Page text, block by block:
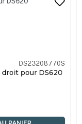
DS23208760S
pour DS620